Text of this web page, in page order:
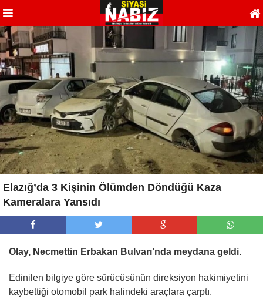
Elazığ’da 3 Kişinin Ölümden Döndüğü Kaza
Kameralara Yansıdı
Olay, Necmettin Erbakan Bulvarı’nda meydana geldi.
Edinilen bilgiye göre sürücüsünün direksiyon hakimiyetini
kaybettiği otomobil park halindeki araçlara çarptı.